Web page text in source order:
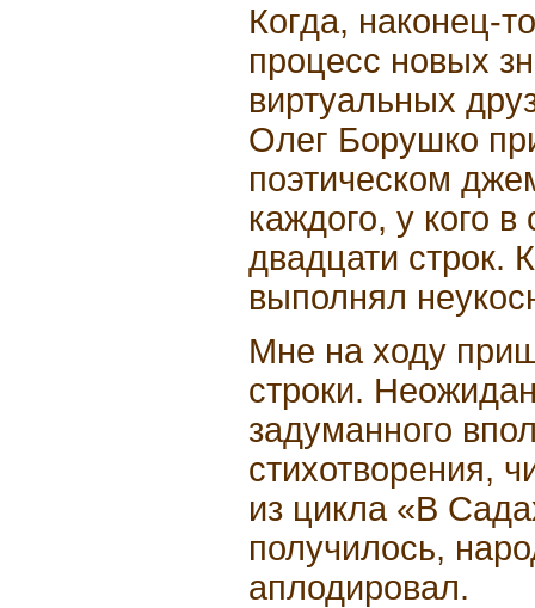
Когда, наконец-
процесс новых
виртуальных
Олег Борушко
поэтическом
каждого, у кого
двадцати строк.
выполнял
Мне на ходу
строки.
задуманного
стихотворения,
из цикла «В
получилось,
аплодировал.